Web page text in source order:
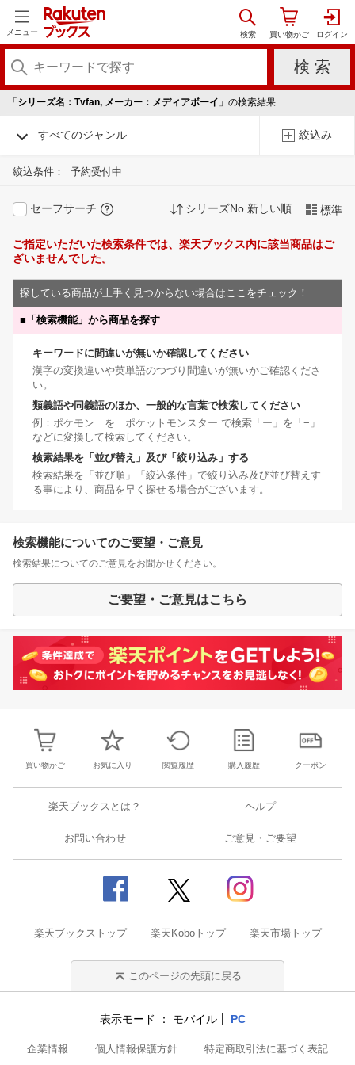
メニュー
「 シリーズ名：Tvfan, メーカー：メディアボーイ 」の検索結果
すべてのジャンル 絞込み
絞込条件： 予約受付中
セーフサーチ シリーズNo.新しい順 標準
ご指定いただいた検索条件では、楽天ブックス内に該当商品はご
ざいませんでした。
探している商品が上手く見つからない場合はここをチェック！
■ 「検索機能」から商品を探す
キーワードに間違いが無いか確認してください
漢字の変換違いや英単語のつづり間違いが無いかご確認くださ
い。
類義語や同義語のほか、一般的な言葉で検索してください
例：ポケモン を ポケットモンスター で検索「ー」を「−」
などに変換して検索してください。
検索結果を「並び替え」及び「絞り込み」する
検索結果を「並び順」「絞込条件」で絞り込み及び並び替えす
る事により、商品を早く探せる場合がございます。
検索機能についてのご要望・ご意見
検索結果についてのご意見をお聞かせください。
ご要望・ご意見はこちら
買い物かご お気に入り 閲覧履歴 購入履歴 クーポン
楽天ブックスとは？ ヘルプ
お問い合わせ ご意見・ご要望
楽天ブックストップ 楽天Koboトップ 楽天市場トップ
このページの先頭に戻る
表示モード モバイル PC
企業情報 個人情報保護方針 特定商取引法に基づく表記